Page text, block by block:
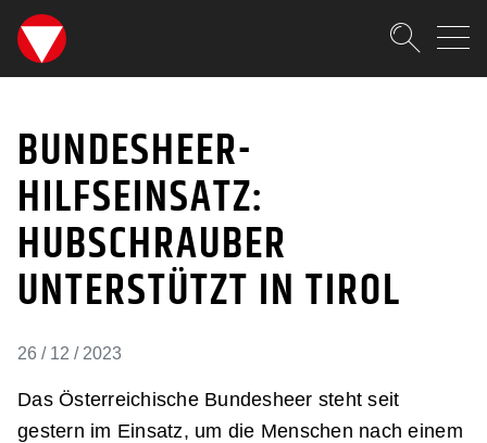
SKIPLINKS
BUNDESHEER-
BUNDESHEER-
HILFSEINSATZ:
HUBSCHRAUBER
UNTERSTÜTZT IN TIROL
26 / 12 / 2023
Das Österreichische Bundesheer steht seit
gestern im Einsatz, um die Menschen nach einem